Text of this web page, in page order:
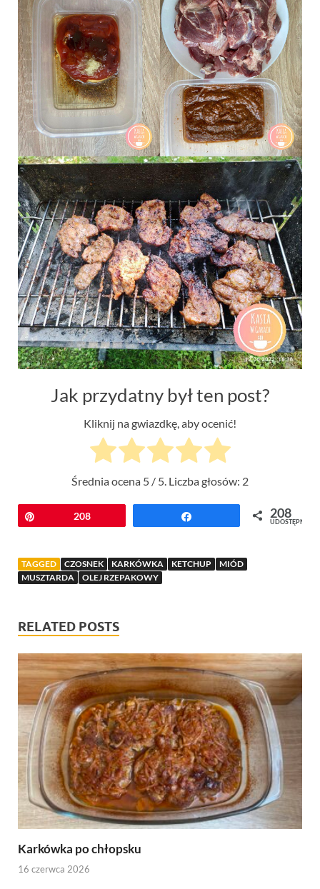
Jak przydatny był ten post?
Kliknij na gwiazdkę, aby ocenić!
Średnia ocena 5 / 5. Liczba głosów: 2
Przypnij208 208
UDOSTĘPNIEŃ
TAGGED CZOSNEK KARKÓWKA KETCHUP
MIÓD
MUSZTARDA
OLEJ RZEPAKOWY
RELATED POSTS
Karkówka po chłopsku
16 czerwca 2026